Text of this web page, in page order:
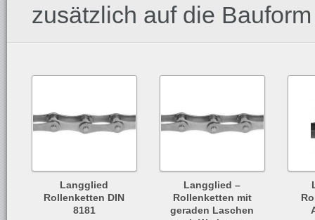
zusätzlich auf die
Langglied
Rollenketten DIN
8181
Langglied –
Rollenketten mit
geraden Laschen